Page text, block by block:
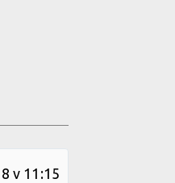
v 11:15